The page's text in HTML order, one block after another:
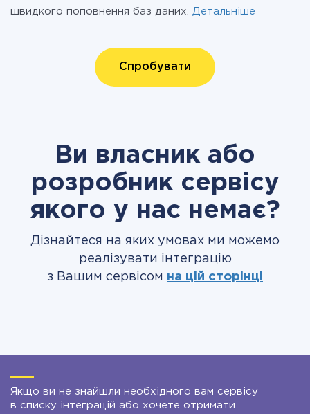
швидкого поповнення баз даних. Детальніше
Спробувати
Ви власник або
розробник сервісу
якого у нас немає?
Дізнайтеся на яких умовах ми можемо
реалізувати інтеграцію
з Вашим сервісом на цій сторінці
Якщо ви не знайшли необхідного вам сервісу
в списку інтеграцій або хочете отримати